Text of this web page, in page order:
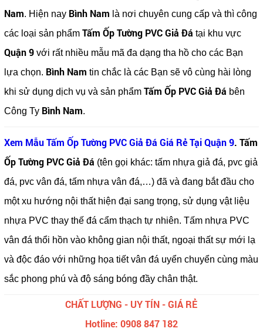
Nam. Hiện nay Bình Nam là nơi chuyên cung cấp và thì công
các loại sản phẩm Tấm Ốp Tường PVC Giả Đá tại khu vực
Quận 9 với rất nhiều mẫu mã đa dạng tha hồ cho các Bạn
lựa chọn. Bình Nam tin chắc là các Bạn sẽ vô cùng hài lòng
khi sử dụng dịch vụ và sản phẩm Tấm Ốp PVC Giả Đá bên
Công Ty Bình Nam.
Xem Mẫu Tấm Ốp Tường PVC Giả Đá Giá Rẻ Tại Quận 9. Tấm
Ốp Tường PVC Giả Đá (tên gọi khác: tấm nhựa giả đá, pvc giả
đá, pvc vân đá, tấm nhựa vân đá,…) đã và đang bắt đầu cho
một xu hướng nội thất hiện đại sang trọng, sử dụng vật liệu
nhựa PVC thay thế đá cẩm thạch tự nhiên. Tấm nhựa PVC
vân đá thổi hồn vào không gian nội thất, ngoại thất sự mới lạ
và độc đáo với những họa tiết vân đá uyển chuyển cùng màu
sắc phong phú và độ sáng bóng đầy chân thật.
CHẤT LƯỢNG - UY TÍN - GIÁ RẺ
Hotline: 0908 847 182